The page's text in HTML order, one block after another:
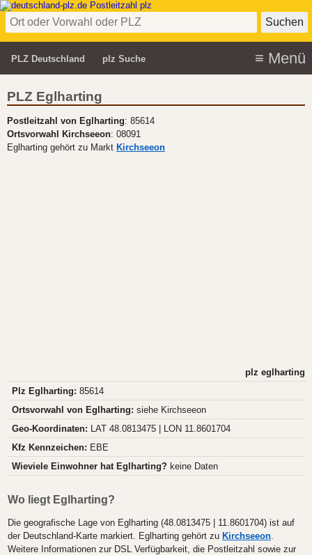
PLZ Deutschland plz Suche
PLZ Eglharting
Postleitzahl von Eglharting: 85614
Ortsvorwahl Kirchseeon: 08091
Eglharting gehört zu Markt Kirchseeon
plz eglharting
Plz Eglharting: 85614
Ortsvorwahl von Eglharting: siehe Kirchseeon
Geo-Koordinaten: LAT 48.0813475 | LON 11.8601704
Kfz Kennzeichen: EBE
Wieviele Einwohner hat Eglharting? keine Daten
Wo liegt Eglharting?
Die geografische Lage von Eglharting (48.0813475 | 11.8601704) ist auf
der Deutschland-Karte markiert. Eglharting gehört zu Kirchseeon.
Weitere Informationen zur DSL Verfügbarkeit, die Postleitzahl sowie zur